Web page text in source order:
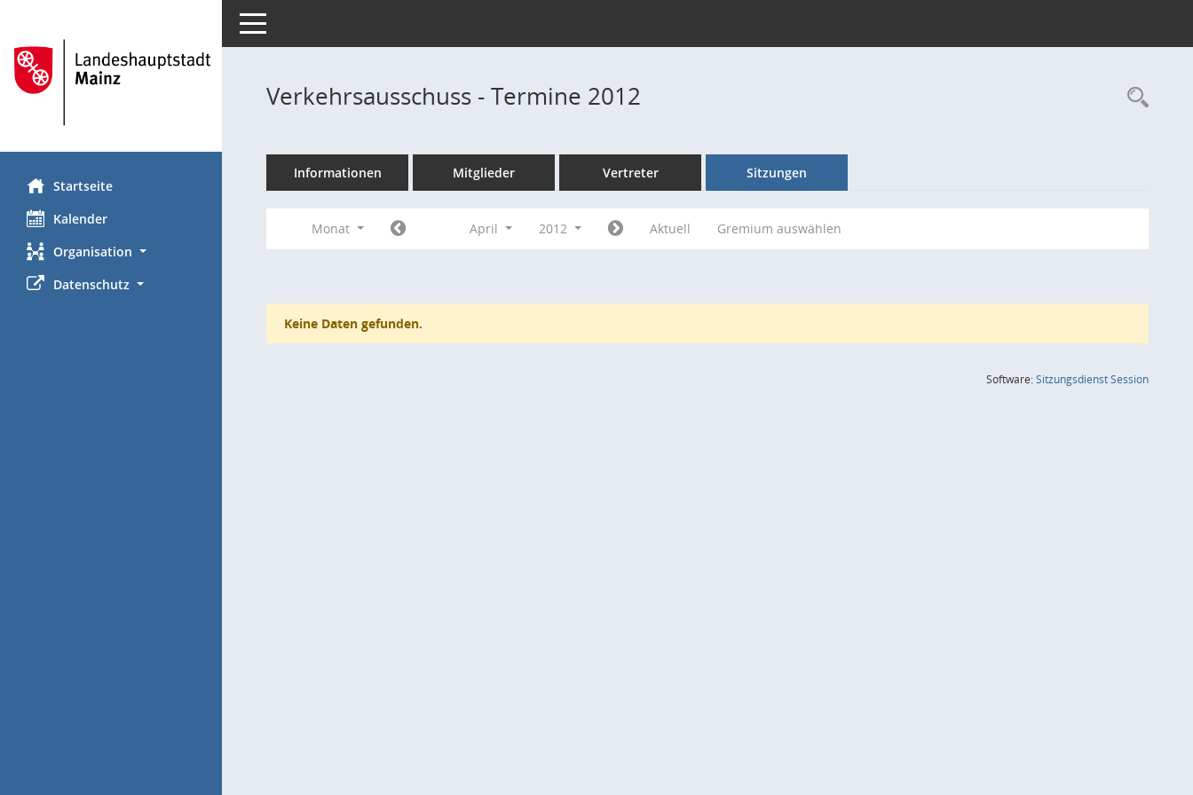
Startseite
Kalender
Organisation
Datenschutz
Toggle navigation
Verkehrsausschuss - Termine 2012
Informationen Mitglieder Vertreter Sitzungen
Monat April 2012 Aktuell Gremium auswählen
Keine Daten gefunden.
Software:SitzungsdienstSession(Wird in